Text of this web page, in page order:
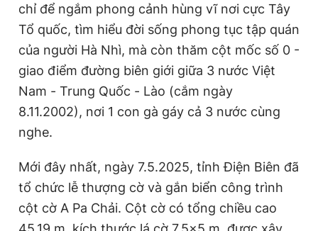
chỉ để ngắm phong cảnh hùng vĩ nơi cực Tây
Tổ quốc, tìm hiểu đời sống phong tục tập quán
của người Hà Nhì, mà còn thăm cột mốc số 0 -
giao điểm đường biên giới giữa 3 nước Việt
Nam - Trung Quốc - Lào (cắm ngày
8.11.2002), nơi 1 con gà gáy cả 3 nước cùng
nghe.
Mới đây nhất, ngày 7.5.2025, tỉnh Điện Biên đã
tổ chức lễ thượng cờ và gắn biển công trình
cột cờ A Pa Chải. Cột cờ có tổng chiều cao